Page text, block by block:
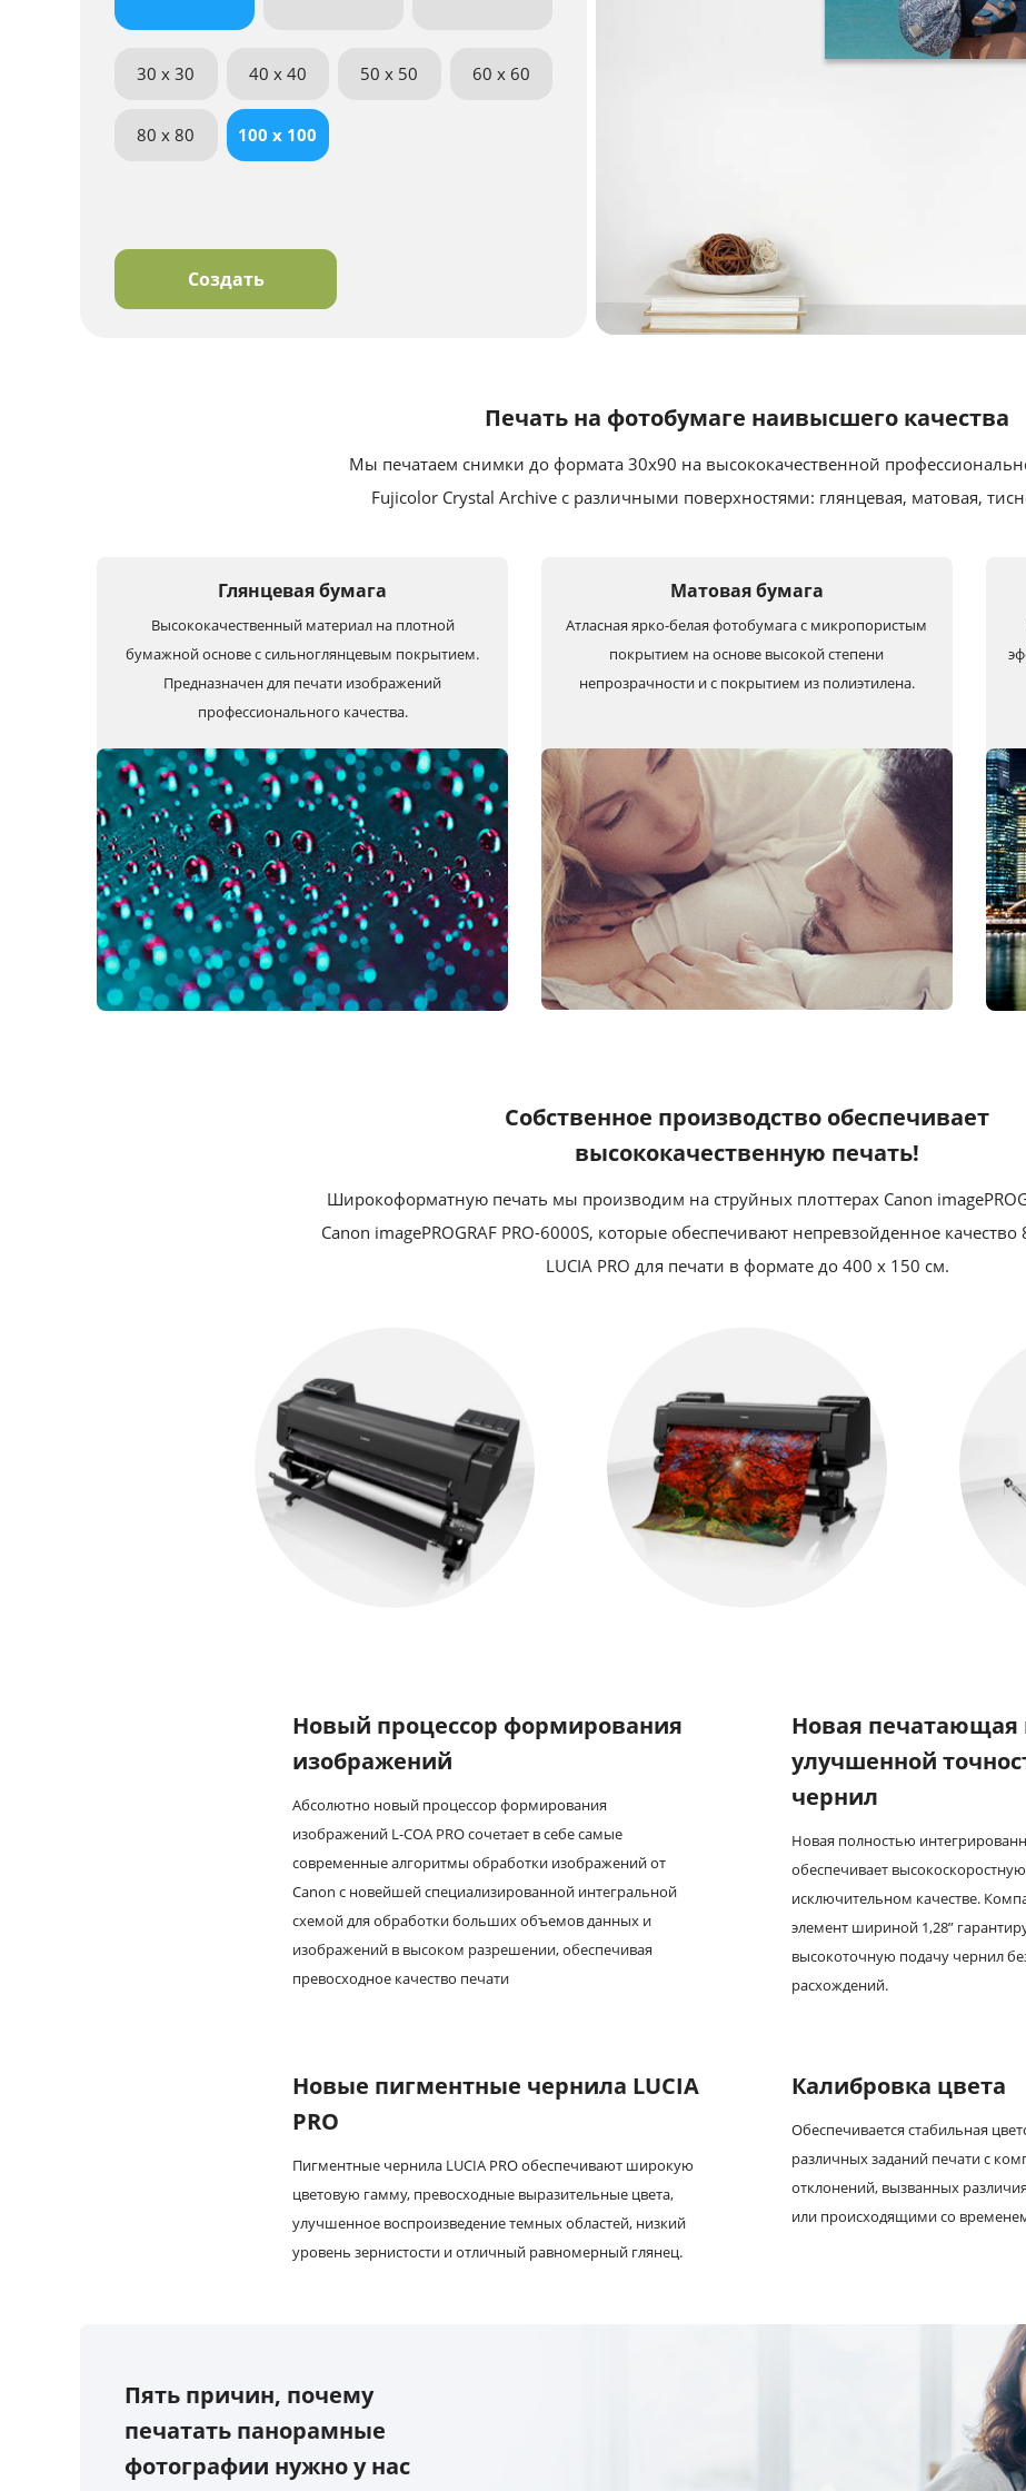
30 x 30 40 x 40 50 x 50 60 x 60
80 x 80 100 x 100
Создать
Печать на фотобумаге наивысшего качества
Мы печатаем снимки до формата 30x90 на высококачественной
Fujicolor Crystal Archive с различными поверхностями: глянцевая, матовая,
Глянцевая бумага
Высококачественный материал на плотной
бумажной основе с сильноглянцевым покрытием.
Предназначен для печати изображений
профессионального качества.
Матовая бумага
Атласная ярко-белая фотобумага с микропористым
покрытием на основе высокой степени
непрозрачности и с покрытием из полиэтилена.
Собственное производство обеспечивает
высококачественную печать!
Широкоформатную печать мы производим на струйных плоттерах Canon
Canon imagePROGRAF PRO-6000S, которые обеспечивают непревзойденное
LUCIA PRO для печати в формате до 400 x 150 см.
Новый процессор формирования
изображений
Абсолютно новый процессор формирования
изображений L-COA PRO сочетает в себе самые
современные алгоритмы обработки изображений от
Canon с новейшей специализированной интегральной
схемой для обработки больших объемов данных и
изображений в высоком разрешении, обеспечивая
превосходное качество печати
Новая печатающая
улучшенной
чернил
Новая полностью
обеспечивает
исключительном качестве.
элемент шириной 1,28”
высокоточную подачу чернил
расхождений.
Новые пигментные чернила LUCIA
PRO
Пигментные чернила LUCIA PRO обеспечивают широкую
цветовую гамму, превосходные выразительные цвета,
улучшенное воспроизведение темных областей, низкий
уровень зернистости и отличный равномерный глянец.
Калибровка цвета
Обеспечивается стабильная
различных заданий печати с
отклонений, вызванных
или происходящими со
Пять причин, почему
печатать панорамные
фотографии нужно у нас